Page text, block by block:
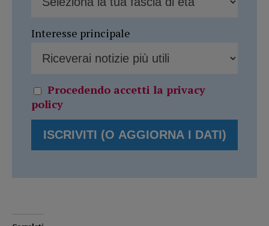
Interesse principale
Procedendo accetti la privacy
policy